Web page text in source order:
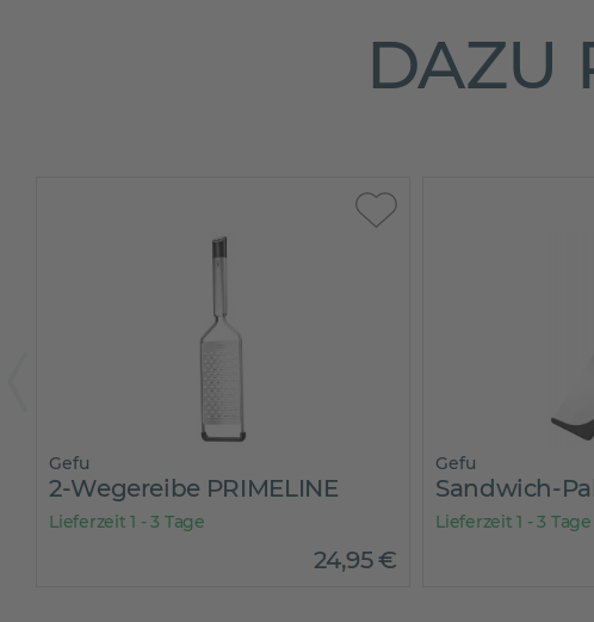
DAZU
Gefu
2-Wegereibe PRIMELINE
Lieferzeit 1 - 3 Tage
24,95€
Gefu
Sandwich-
Lieferzeit 1 - 3 Tage